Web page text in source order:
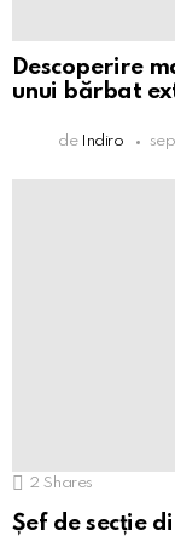
Descoperire
unui bărbat
de Indiro
2 Shares
Șef de secție